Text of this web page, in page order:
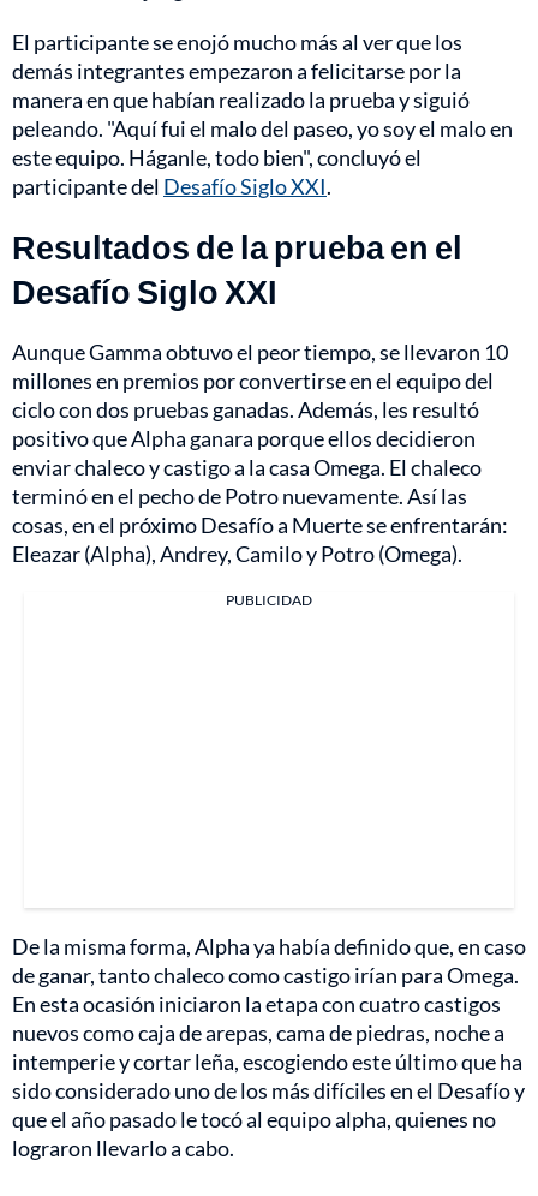
El participante se enojó mucho más al ver que los
demás integrantes empezaron a felicitarse por la
manera en que habían realizado la prueba y siguió
peleando. "Aquí fui el malo del paseo, yo soy el malo en
este equipo. Háganle, todo bien", concluyó el
participante del Desafío Siglo XXI.
Resultados de la prueba en el
Desafío Siglo XXI
Aunque Gamma obtuvo el peor tiempo, se llevaron 10
millones en premios por convertirse en el equipo del
ciclo con dos pruebas ganadas. Además, les resultó
positivo que Alpha ganara porque ellos decidieron
enviar chaleco y castigo a la casa Omega. El chaleco
terminó en el pecho de Potro nuevamente. Así las
cosas, en el próximo Desafío a Muerte se enfrentarán:
Eleazar (Alpha), Andrey, Camilo y Potro (Omega).
PUBLICIDAD
De la misma forma, Alpha ya había definido que, en caso
de ganar, tanto chaleco como castigo irían para Omega.
En esta ocasión iniciaron la etapa con cuatro castigos
nuevos como caja de arepas, cama de piedras, noche a
intemperie y cortar leña, escogiendo este último que ha
sido considerado uno de los más difíciles en el Desafío y
que el año pasado le tocó al equipo alpha, quienes no
lograron llevarlo a cabo.